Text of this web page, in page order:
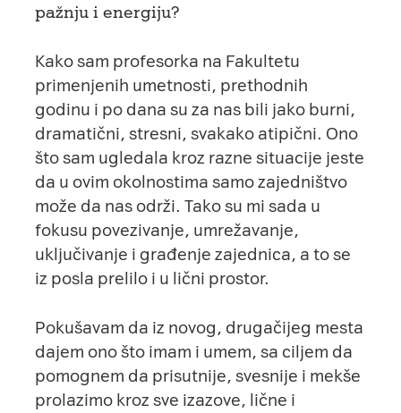
pažnju i energiju?
Kako sam profesorka na Fakultetu
primenjenih umetnosti, prethodnih
godinu i po dana su za nas bili jako burni,
dramatični, stresni, svakako atipični. Ono
što sam ugledala kroz razne situacije jeste
da u ovim okolnostima samo zajedništvo
može da nas održi. Tako su mi sada u
fokusu povezivanje, umrežavanje,
uključivanje i građenje zajednica, a to se
iz posla prelilo i u lični prostor.
Pokušavam da iz novog, drugačijeg mesta
dajem ono što imam i umem, sa ciljem da
pomognem da prisutnije, svesnije i mekše
prolazimo kroz sve izazove, lične i